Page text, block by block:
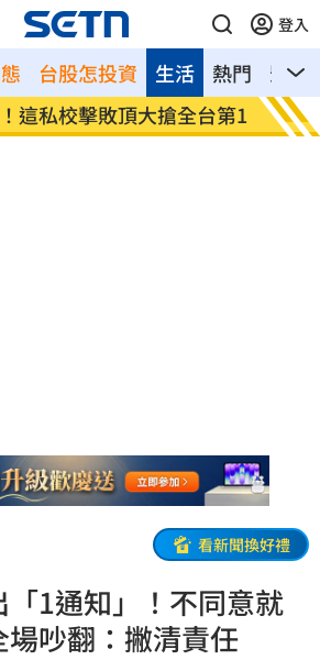
登入
台股怎投資 熱門 影音
生活
這私校擊敗頂大搶全台第1 47歲
看新聞換好禮
「1通知」！不同意就
吵翻：撇清責任